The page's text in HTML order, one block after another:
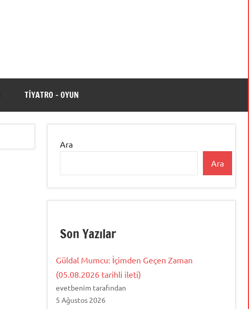
TİYATRO – OYUN
Ara
Ara
Son Yazılar
Güldal Mumcu: İçimden Geçen Zaman
(05.08.2026 tarihli ileti)
evetbenim tarafından
5 Ağustos 2026